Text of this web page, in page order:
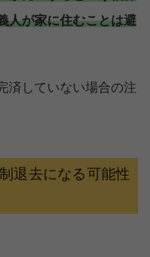
人が家に住むことは避
済していない場合の注
退去になる可能性